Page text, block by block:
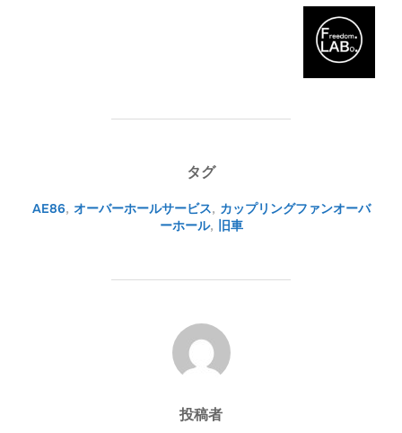
タグ
AE86, オーバーホールサービス, カップリングファンオーバ
ーホール, 旧車
投稿者
投稿者